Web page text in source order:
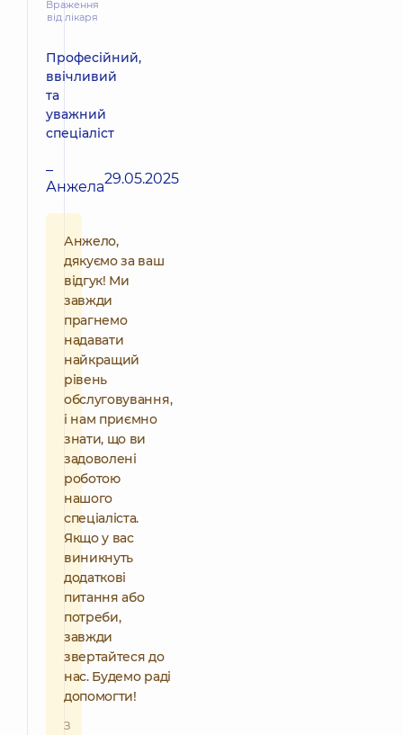
Враження
від лікаря
Професійний,
ввічливий
та
уважний
спеціаліст
–
Анжела29.05.2025
Анжело,
дякуємо за ваш
відгук! Ми
завжди
прагнемо
надавати
найкращий
рівень
обслуговування,
і нам приємно
знати, що ви
задоволені
роботою
нашого
спеціаліста.
Якщо у вас
виникнуть
додаткові
питання або
потреби,
завжди
звертайтеся до
нас. Будемо раді
допомогти!
З